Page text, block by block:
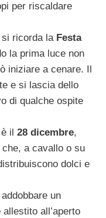
per riscaldare
ricorda la Festa
la prima luce non
iniziare a cenare. Il
e si lascia dello
di qualche ospite
il 28 dicembre,
che, a cavallo o su
dolci e
un
allestito all’aperto